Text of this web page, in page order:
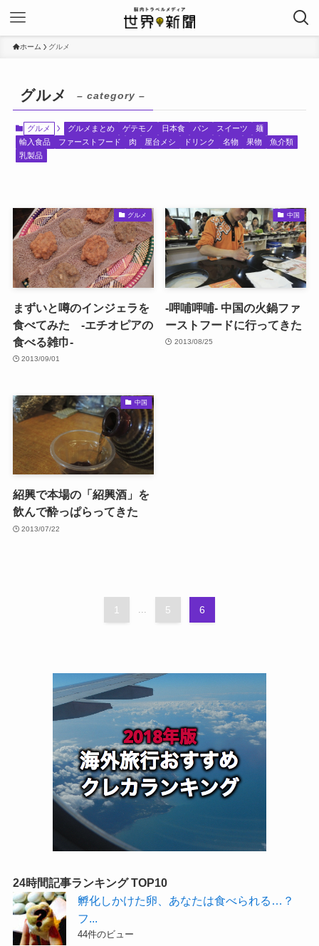
ホーム グルメ
グルメ – category –
グルメ グルメまとめ ゲテモノ 日本食 パン スイーツ
麺
輸入食品
ファーストフード 肉 屋台メシ ドリンク 名物 果物
魚介類
乳製品
グルメ
まずいと噂のインジェラを
食べてみた -エチオピアの
食べる雑巾-
2013/09/01
中国
-呷哺呷哺- 中国の火鍋ファ
ーストフードに行ってきた
2013/08/25
中国
紹興で本場の「紹興酒」を
飲んで酔っぱらってきた
2013/07/22
1 ... 5 6
24時間記事ランキング TOP10
孵化しかけた卵、あなたは食べられる…？
フ...
44件のビュー